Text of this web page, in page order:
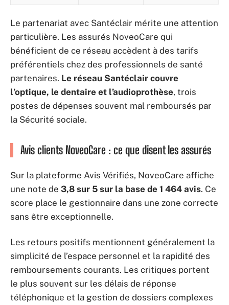
Le partenariat avec Santéclair mérite une attention
particulière. Les assurés NoveoCare qui
bénéficient de ce réseau accèdent à des tarifs
préférentiels chez des professionnels de santé
partenaires. Le réseau Santéclair couvre
l’optique, le dentaire et l’audioprothèse, trois
postes de dépenses souvent mal remboursés par
la Sécurité sociale.
Avis clients NoveoCare : ce que disent les assurés
Sur la plateforme Avis Vérifiés, NoveoCare affiche
une note de 3,8 sur 5 sur la base de 1 464 avis. Ce
score place le gestionnaire dans une zone correcte
sans être exceptionnelle.
Les retours positifs mentionnent généralement la
simplicité de l’espace personnel et la rapidité des
remboursements courants. Les critiques portent
le plus souvent sur les délais de réponse
téléphonique et la gestion de dossiers complexes